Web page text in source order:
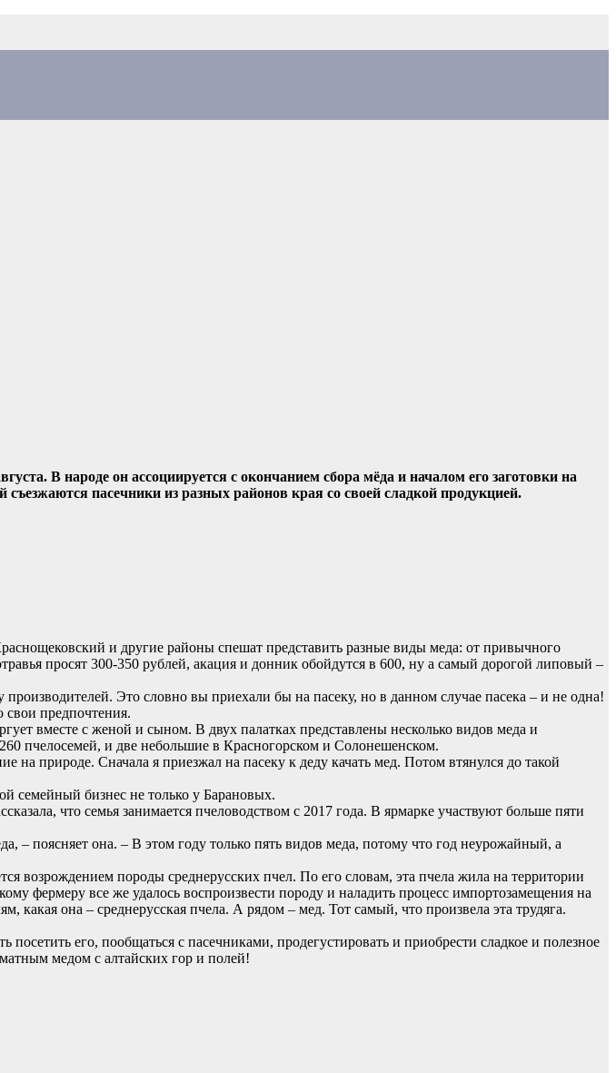
В народе он ассоциируется с окончанием сбора мёда и началом его заготовки на
пасечники из разных районов края со своей сладкой продукцией.
и другие районы спешат представить разные виды меда: от привычного
просят 300-350 рублей, акация и донник обойдутся в 600, ну а самый дорогой липовый –
Это словно вы приехали бы на пасеку, но в данном случае пасека – и не одна!
свои предпочтения.
вместе с женой и сыном. В двух палатках представлены несколько видов меда и
пчелосемей, и две небольшие в Красногорском и Солонешенском.
на природе. Сначала я приезжал на пасеку к деду качать мед. Потом втянулся до такой
семейный бизнес не только у Барановых.
что семья занимается пчеловодством с 2017 года. В ярмарке участвуют больше пяти
– поясняет она. – В этом году только пять видов меда, потому что год неурожайный, а
возрождением породы среднерусских пчел. По его словам, эта пчела жила на территории
фермеру все же удалось воспроизвести породу и наладить процесс импортозамещения на
какая она – среднерусская пчела. А рядом – мед. Тот самый, что произвела эта трудяга.
его, пообщаться с пасечниками, продегустировать и приобрести сладкое и полезное
медом с алтайских гор и полей!